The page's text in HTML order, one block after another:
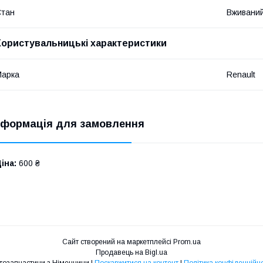
характеристики
Renault
для замовлення
600 ₴
Сайт створений на маркетплейсі Prom.ua
Продавець на Bigl.ua